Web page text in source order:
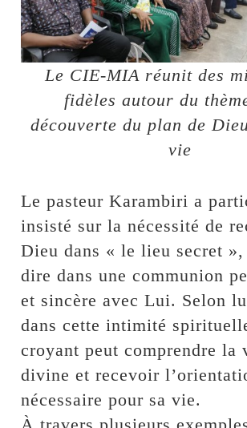
Le CIE-MIA réunit des
fidèles autour du
découverte du plan de
vie
Le pasteur Karambiri a
insisté sur la nécessité de
Dieu dans « le lieu secret »,
dire dans une communion
et sincère avec Lui. Selon
dans cette intimité
croyant peut comprendre la
divine et recevoir
nécessaire pour sa vie.